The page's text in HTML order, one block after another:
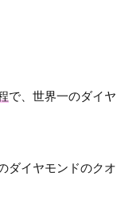
で、世界一のダイヤ
ダイヤモンドのクオ